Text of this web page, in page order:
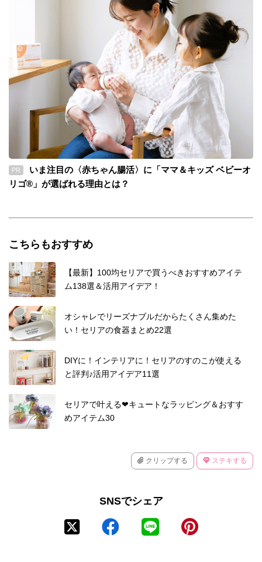
PR
いま注目の〈赤ちゃん腸活〉に「ママ＆キッズ ベビーオ
リゴ®」が選ばれる理由とは？
こちらもおすすめ
【最新】100均セリアで買うべきおすすめアイテ
ム138選＆活用アイデア！
オシャレでリーズナブルだからたくさん集めた
い！セリアの食器まとめ22選
DIYに！インテリアに！セリアのすのこが使える
と評判♪活用アイデア11選
セリアで叶える❤キュートなラッピング＆おすす
めアイテム30
クリップする ステキする
SNSでシェア